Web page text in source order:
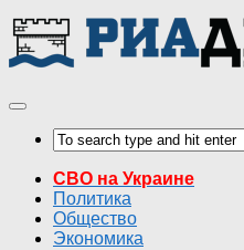
СВО на Украине
Политика
Общество
Экономика